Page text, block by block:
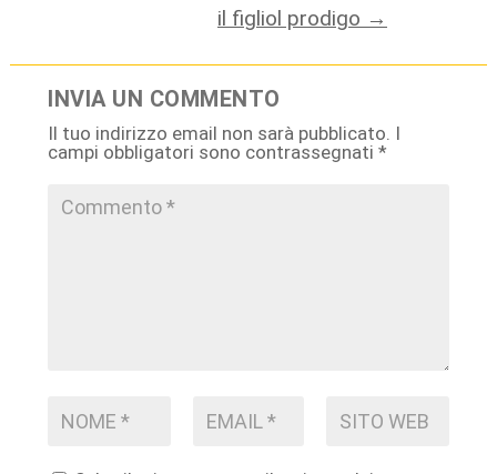
il figliol prodigo →
INVIA UN COMMENTO
Il tuo indirizzo email non sarà pubblicato. I
campi obbligatori sono contrassegnati*